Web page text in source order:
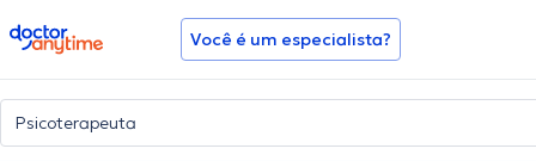
doctoranytime Você é um especialista?